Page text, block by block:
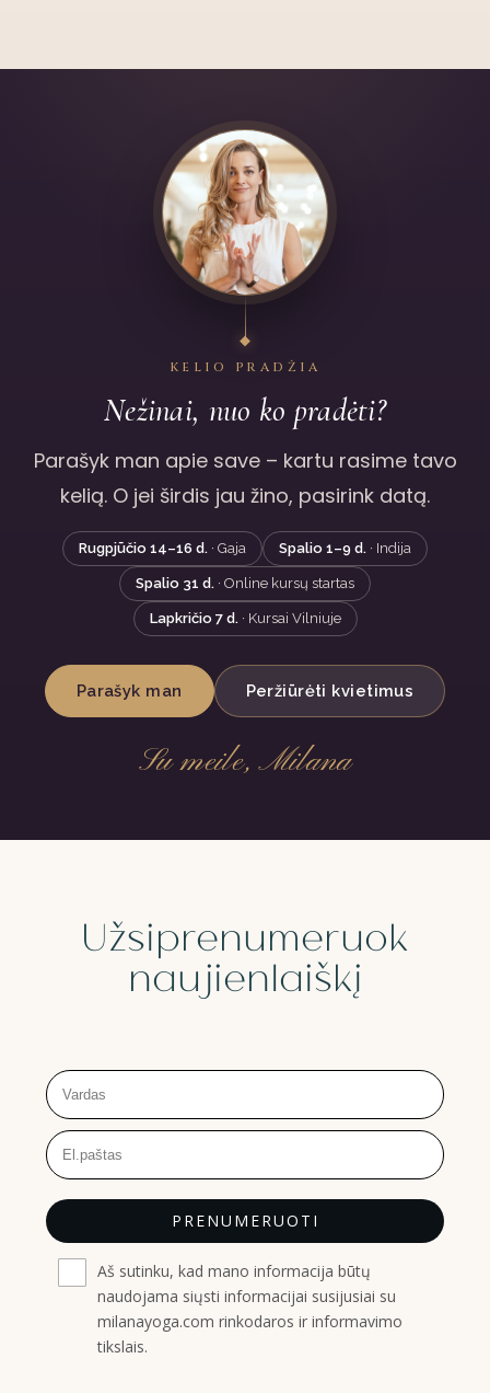
KELIO PRADŽIA
Nežinai, nuo ko pradėti?
Parašyk man apie save – kartu rasime tavo
kelią. O jei širdis jau žino, pasirink datą.
Rugpjūčio 14–16 d. · Gaja Spalio 1–9 d. · Indija
Spalio 31 d. · Online kursų startas
Lapkričio 7 d. · Kursai Vilniuje
Parašyk man Peržiūrėti kvietimus
Su meile, Milana
Užsiprenumeruok
naujienlaiškį
PRENUMERUOTI
Aš sutinku, kad mano informacija būtų
naudojama siųsti informacijai susijusiai su
milanayoga.com rinkodaros ir informavimo
tikslais.